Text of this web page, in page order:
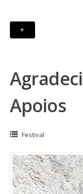
+
Apoios
Festival